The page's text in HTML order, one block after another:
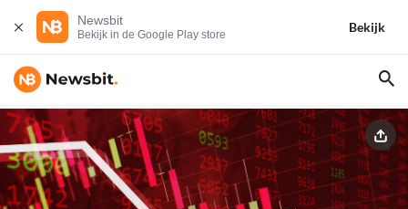
Newsbit
Bekijk in de Google Play store
Bekijk